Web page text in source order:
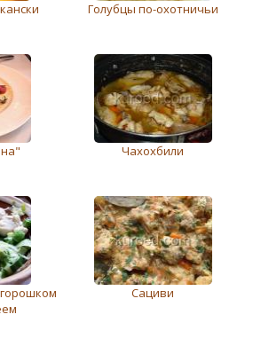
Голубцы по-охотничьи
Чахохбили
Сациви